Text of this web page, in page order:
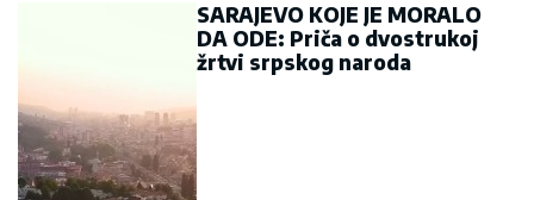
SARAJEVO KOJE JE MORALO
DA ODE: Priča o dvostrukoj
žrtvi srpskog naroda